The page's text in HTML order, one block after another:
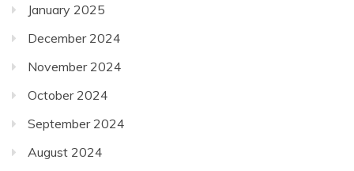
January 2025
December 2024
November 2024
October 2024
September 2024
August 2024